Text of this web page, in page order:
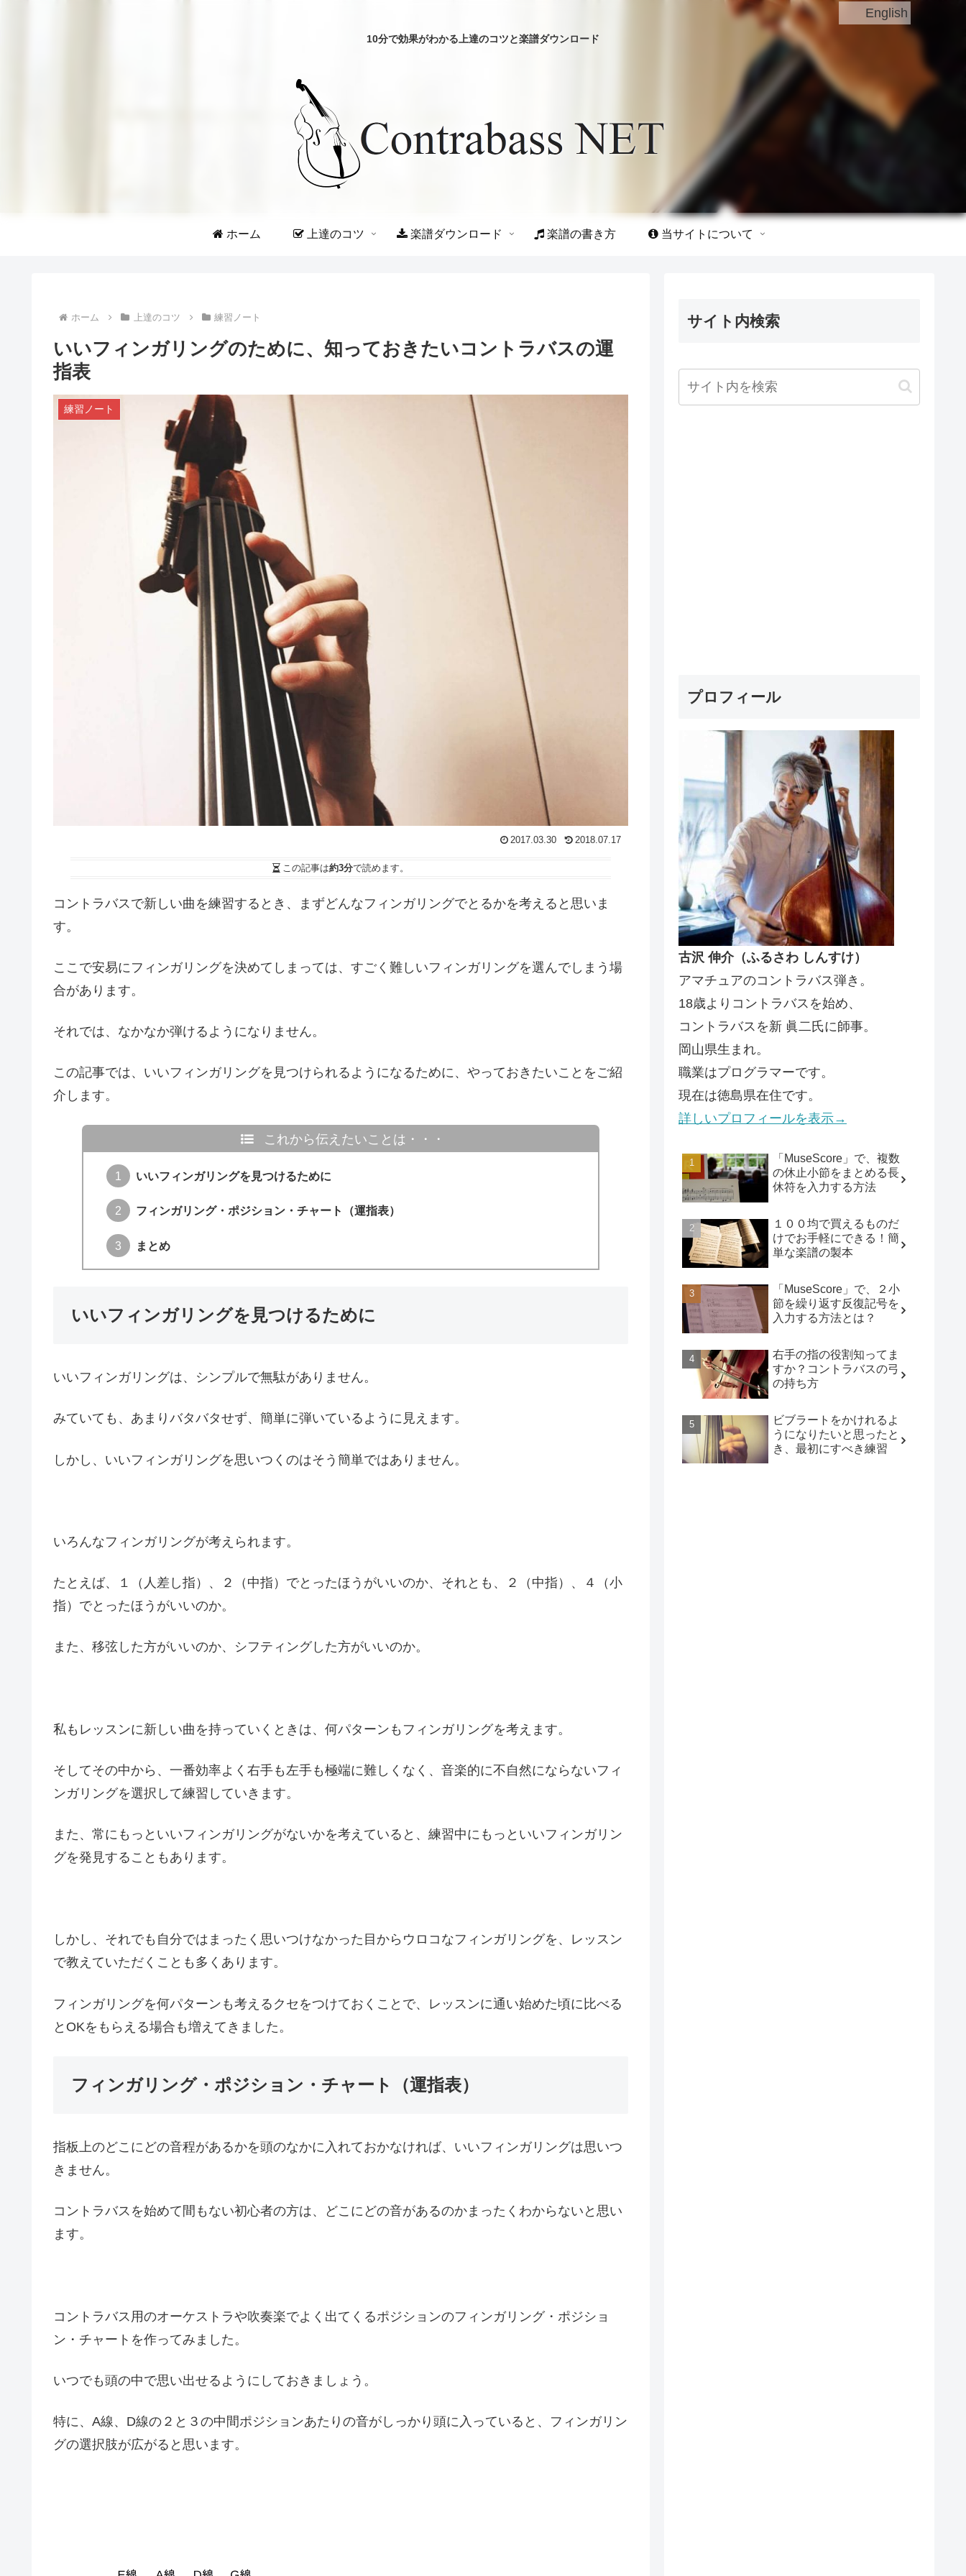
English
10分で効果がわかる上達のコツと楽譜ダウンロード
ホーム 上達のコツ 楽譜ダウンロード 楽譜の書き方 当サイトについて
ホーム 上達のコツ 練習ノート
いいフィンガリングのために、知っておきたいコントラバスの運
指表
練習ノート
2017.03.30 2018.07.17
この記事は約3分で読めます。
コントラバスで新しい曲を練習するとき、まずどんなフィンガリングでとるかを考えると思いま
す。
ここで安易にフィンガリングを決めてしまっては、すごく難しいフィンガリングを選んでしまう場
合があります。
それでは、なかなか弾けるようになりません。
この記事では、いいフィンガリングを見つけられるようになるために、やっておきたいことをご紹
介します。
これから伝えたいことは・・・
いいフィンガリングを見つけるために
フィンガリング・ポジション・チャート（運指表）
まとめ
いいフィンガリングを見つけるために
いいフィンガリングは、シンプルで無駄がありません。
みていても、あまりバタバタせず、簡単に弾いているように見えます。
しかし、いいフィンガリングを思いつくのはそう簡単ではありません。
いろんなフィンガリングが考えられます。
たとえば、１（人差し指）、２（中指）でとったほうがいいのか、それとも、２（中指）、４（小
指）でとったほうがいいのか。
また、移弦した方がいいのか、シフティングした方がいいのか。
私もレッスンに新しい曲を持っていくときは、何パターンもフィンガリングを考えます。
そしてその中から、一番効率よく右手も左手も極端に難しくなく、音楽的に不自然にならないフィ
ンガリングを選択して練習していきます。
また、常にもっといいフィンガリングがないかを考えていると、練習中にもっといいフィンガリン
グを発見することもあります。
しかし、それでも自分ではまったく思いつけなかった目からウロコなフィンガリングを、レッスン
で教えていただくことも多くあります。
フィンガリングを何パターンも考えるクセをつけておくことで、レッスンに通い始めた頃に比べる
とOKをもらえる場合も増えてきました。
フィンガリング・ポジション・チャート（運指表）
指板上のどこにどの音程があるかを頭のなかに入れておかなければ、いいフィンガリングは思いつ
きません。
コントラバスを始めて間もない初心者の方は、どこにどの音があるのかまったくわからないと思い
ます。
コントラバス用のオーケストラや吹奏楽でよく出てくるポジションのフィンガリング・ポジショ
ン・チャートを作ってみました。
いつでも頭の中で思い出せるようにしておきましょう。
特に、A線、D線の２と３の中間ポジションあたりの音がしっかり頭に入っていると、フィンガリン
グの選択肢が広がると思います。
サイト内検索
プロフィール
古沢 伸介（ふるさわ しんすけ）
アマチュアのコントラバス弾き。
18歳よりコントラバスを始め、
コントラバスを新 眞二氏に師事。
岡山県生まれ。
職業はプログラマーです。
現在は徳島県在住です。
詳しいプロフィールを表示→
「MuseScore」で、複数
の休止小節をまとめる長
休符を入力する方法
１００均で買えるものだ
けでお手軽にできる！簡
単な楽譜の製本
「MuseScore」で、２小
節を繰り返す反復記号を
入力する方法とは？
右手の指の役割知ってま
すか？コントラバスの弓
の持ち方
ビブラートをかけれるよ
うになりたいと思ったと
き、最初にすべき練習